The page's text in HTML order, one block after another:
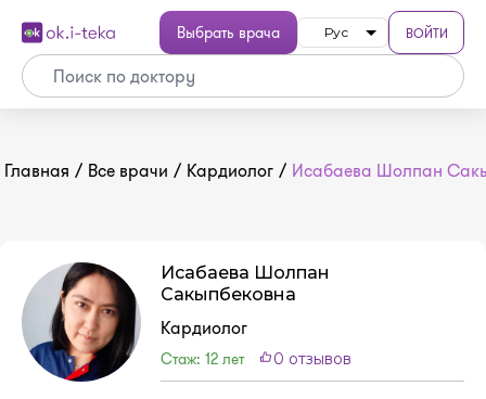
Выбрать врача Рус ВОЙТИ
Главная / Все врачи / Кардиолог / Исабаева Шолпан
Исабаева Шолпан
Сакыпбековна
Кардиолог
Стаж: 12 лет 0 отзывов